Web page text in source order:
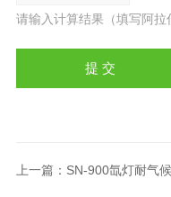
请输入计算结果（填写阿
上一篇： SN-900氙灯耐气